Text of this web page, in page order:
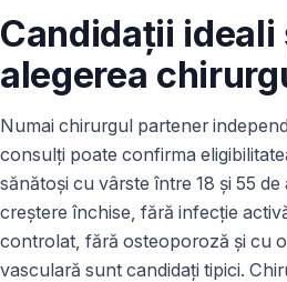
Candidații ideali
alegerea
Numai chirurgul partener
consulți poate confirma
sănătoși cu vârste între 18 și 55
creștere închise, fără infecție
controlat, fără osteoporoză și cu
vasculară sunt candidați tipici.